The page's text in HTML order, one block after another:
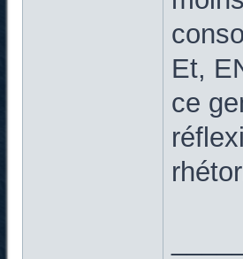
Et,
ce